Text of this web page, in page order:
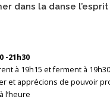
dans la danse
-21h30
à 19h15 et ferment à
et apprécions de pouvoir
l’heure